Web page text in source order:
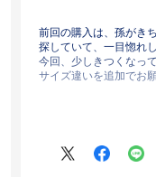
前回の購入は、孫がき
探していて、一目惚れ
今回、少しきつくなっ
サイズ違いを追加でお
親である娘からも、足